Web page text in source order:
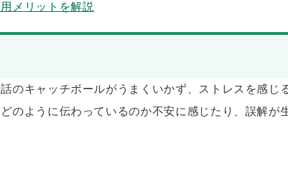
メリットを解説
のキャッチボールがうまくいかず、ストレスを感じ
のように伝わっているのか不安に感じたり、誤解が